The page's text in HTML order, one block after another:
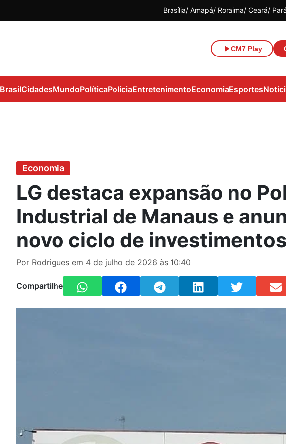
Brasília Amapá Roraima Ceará
CM7 Play
BrasilCidadesMundoPolíticaPolíciaEntretenimentoEconomiaEsportes
Economia
LG destaca expansão no
Industrial de Manaus e
novo ciclo de investimentos
Por Rodrigues em 4 de julho de 2026 às 10:40
Compartilhe